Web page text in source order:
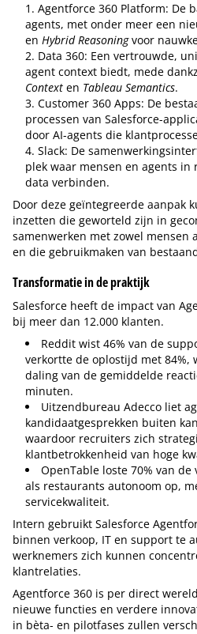
Agentforce 360 Platform: De
agents, met onder meer een
en Hybrid Reasoningvoor
Data 360: Een vertrouwde,
agent context biedt, mede
Context en Tableau Semantics.
Customer 360 Apps: De
processen van Salesforce-
door AI-agents die
Slack: De
plek waar mensen en agents in
data verbinden.
Door deze geïntegreerde aanpak
inzetten die geworteld zijn in
samenwerken met zowel mensen
en die gebruikmaken van
Transformatie in de praktijk
Salesforce heeft de impact van
bij meer dan 12.000 klanten.
Reddit wist 46% van de
verkortte de oplostijd met 84%,
daling van de gemiddelde
minuten.
Uitzendbureau Adecco liet
kandidaatgesprekken buiten
waardoor recruiters zich
klantbetrokkenheid van hoge
OpenTable loste 70% van
als restaurants autonoom op,
servicekwaliteit.
Intern gebruikt Salesforce
binnen verkoop, IT en support te
werknemers zich kunnen
klantrelaties.
Agentforce 360 is per direct
nieuwe functies en verdere
in bèta- en pilotfases zullen